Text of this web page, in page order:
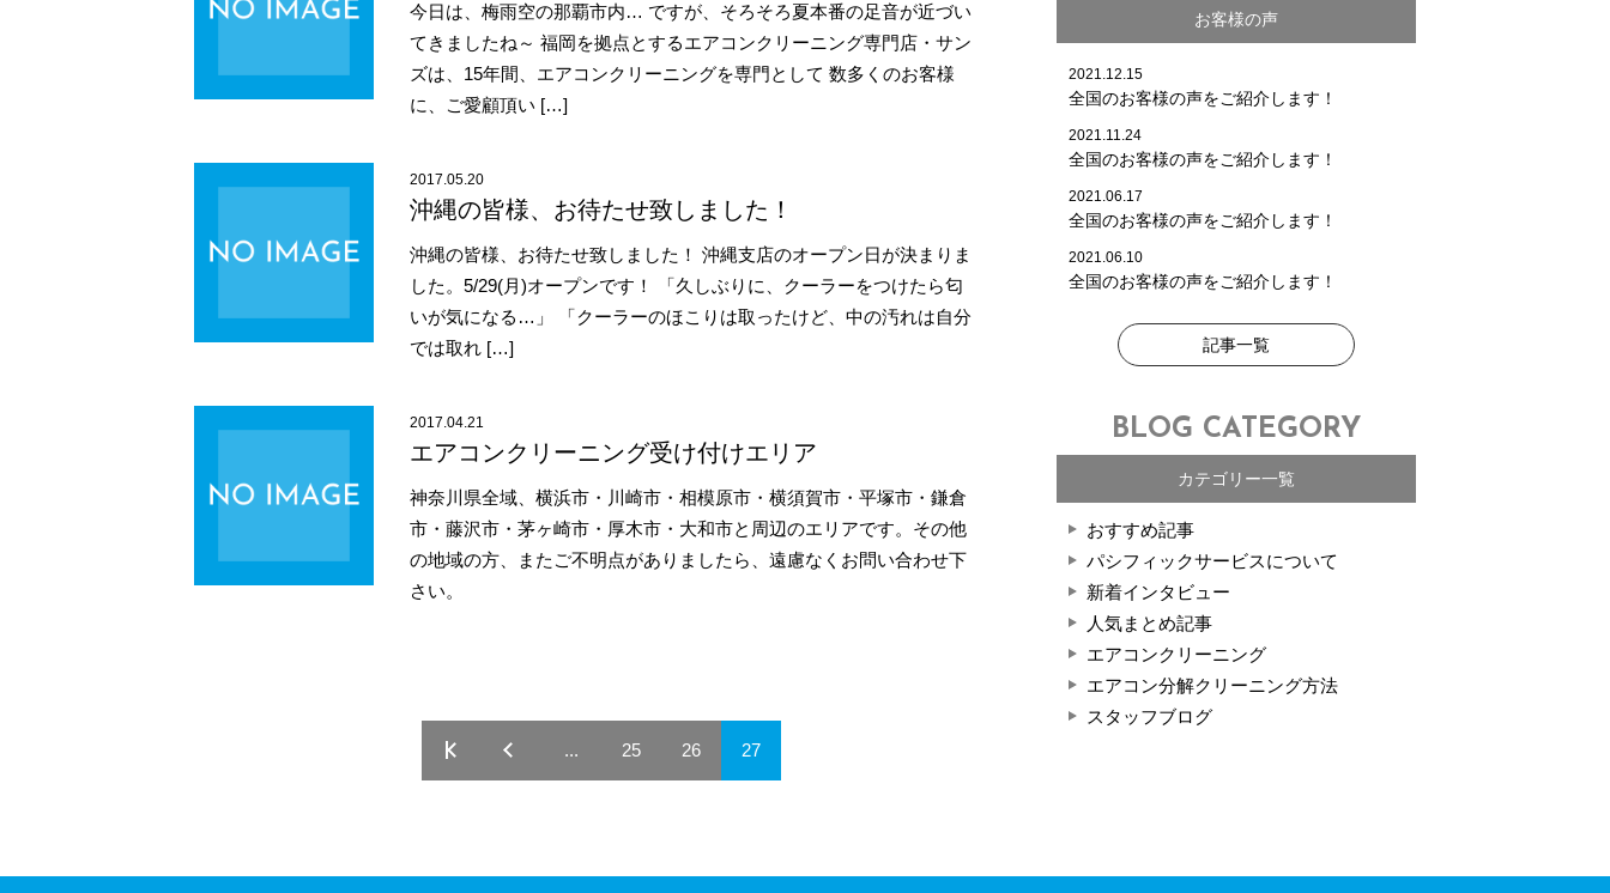
今日は、梅雨空の那覇市内… ですが、そろそろ夏本番の足音が近づい
てきましたね～ 福岡を拠点とするエアコンクリーニング専門店・サン
ズは、15年間、エアコンクリーニングを専門として 数多くのお客様
に、ご愛顧頂い […]
2017.05.20
沖縄の皆様、お待たせ致しました！
沖縄の皆様、お待たせ致しました！ 沖縄支店のオープン日が決まりま
した。5/29(月)オープンです！ 「久しぶりに、クーラーをつけたら匂
いが気になる…」 「クーラーのほこりは取ったけど、中の汚れは自分
では取れ […]
2017.04.21
エアコンクリーニング受け付けエリア
神奈川県全域、横浜市・川崎市・相模原市・横須賀市・平塚市・鎌倉
市・藤沢市・茅ヶ崎市・厚木市・大和市と周辺のエリアです。その他
の地域の方、またご不明点がありましたら、遠慮なくお問い合わせ下
さい。
« 先頭 « ... 25 26 27
お客様の声
2021.12.15
全国のお客様の声をご紹介します！
2021.11.24
全国のお客様の声をご紹介します！
2021.06.17
全国のお客様の声をご紹介します！
2021.06.10
全国のお客様の声をご紹介します！
記事一覧
BLOG CATEGORY
カテゴリー一覧
おすすめ記事
パシフィックサービスについて
新着インタビュー
人気まとめ記事
エアコンクリーニング
エアコン分解クリーニング方法
スタッフブログ